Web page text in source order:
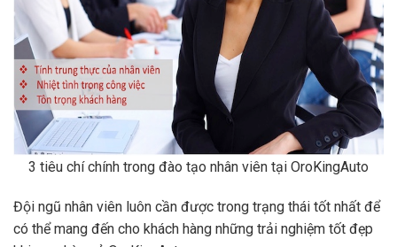
3 tiêu chí chính trong đào tạo nhân viên tại OroKingAuto
Đội ngũ nhân viên luôn cần được trong trạng thái tốt nhất để
có thể mang đến cho khách hàng những trải nghiệm tốt đẹp